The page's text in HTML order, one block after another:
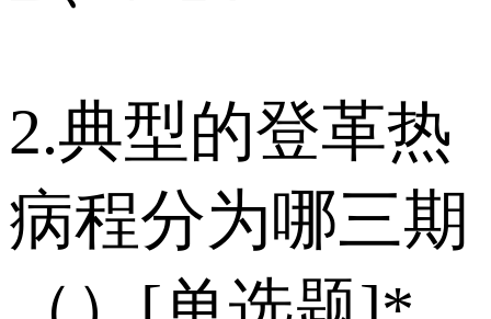
2.典型的登革热
病程分为哪三期